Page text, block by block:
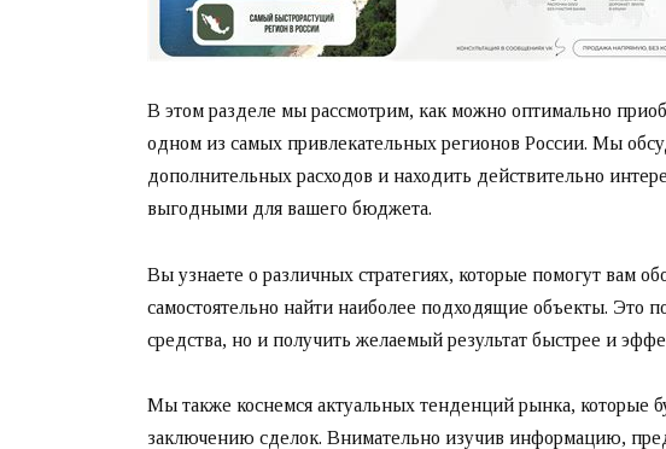
В этом разделе мы рассмотрим, как можно оптимально
одном из самых привлекательных регионов России. Мы
дополнительных расходов и находить действительно
выгодными для вашего бюджета.
Вы узнаете о различных стратегиях, которые помогут вам
самостоятельно найти наиболее подходящие объекты. Это
средства, но и получить желаемый результат быстрее и
Мы также коснемся актуальных тенденций рынка, которые
заключению сделок. Внимательно изучив информацию,